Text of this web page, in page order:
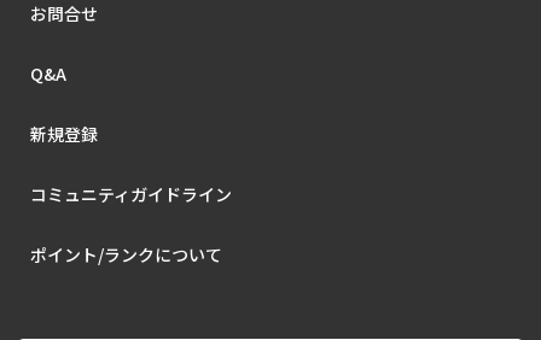
お問合せ
Q&A
新規登録
コミュニティガイドライン
ポイント/ランクについて